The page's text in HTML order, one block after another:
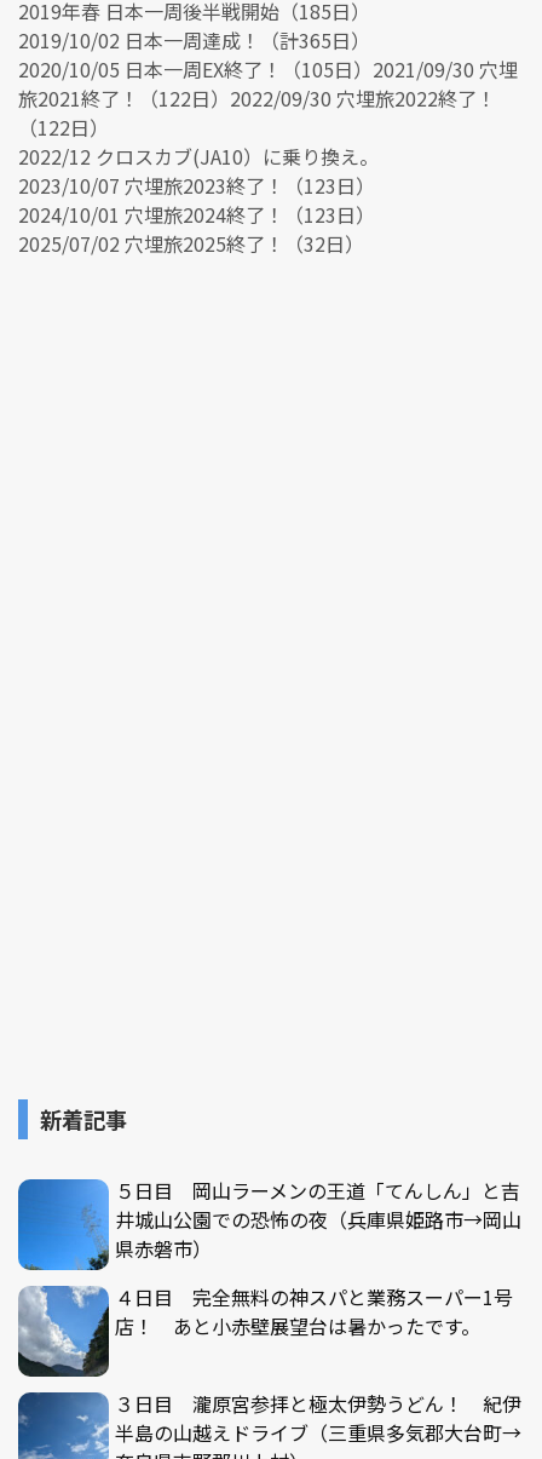
2019年春 日本一周後半戦開始（185日）
2019/10/02 日本一周達成！（計365日）
2020/10/05 日本一周EX終了！（105日）2021/09/30 穴埋
旅2021終了！（122日）2022/09/30 穴埋旅2022終了！
（122日）
2022/12 クロスカブ(JA10）に乗り換え。
2023/10/07 穴埋旅2023終了！（123日）
2024/10/01 穴埋旅2024終了！（123日）
2025/07/02 穴埋旅2025終了！（32日）
新着記事
５日目 岡山ラーメンの王道「てんしん」と吉
井城山公園での恐怖の夜（兵庫県姫路市→岡山
県赤磐市）
４日目 完全無料の神スパと業務スーパー1号
店！ あと小赤壁展望台は暑かったです。
３日目 瀧原宮参拝と極太伊勢うどん！ 紀伊
半島の山越えドライブ（三重県多気郡大台町→